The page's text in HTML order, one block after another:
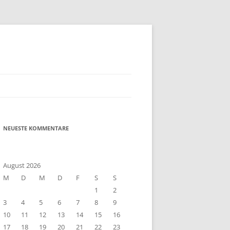
NEUESTE KOMMENTARE
August 2026
M
D M D F S
S
1
2
3
4 5 6 7 8
9
10
11 12 13 14 15
16
17
18 19 20 21 22
23